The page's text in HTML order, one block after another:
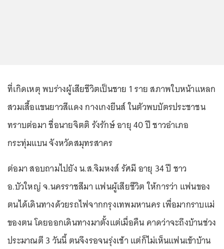
ที่เกิดเหตุ พบร่างผู้เสียชีวิตเป็นชาย 1 ราย สภาพใบหน้าแหลก
สวมเสื้อแขนยาวสีแดง กางเกงยีนส์ ในตัวพบบัตรประชาชน
ทราบต่อมา ชื่อนายจิตติ รังรักษ์ อายุ 40 ปี ชาวอำเภอ
กระทุ่มแบน จังหวัดสมุทรสาคร
ต่อมา สอบถามไปยัง น.ส.จิมหงส์ รัศมี อายุ 34 ปี ชาว
อ.บัวใหญ่ จ.นครราชสีมา แฟนผู้เสียชีวิต ให้การว่า แฟนของ
ตนได้เดินทางด้วยรถไฟจากกรุงเทพมหานคร เพื่อมากราบแม่
ของตน โดยออกเดินทางมาตั้งแต่เมื่อคืน คาดว่าจะถึงบ้านช่วง
ประมาณตี 3 วันนี้ ตนจึงรอจนรุ่งเช้า แต่ก็ไม่เห็นแฟนเข้าบ้าน